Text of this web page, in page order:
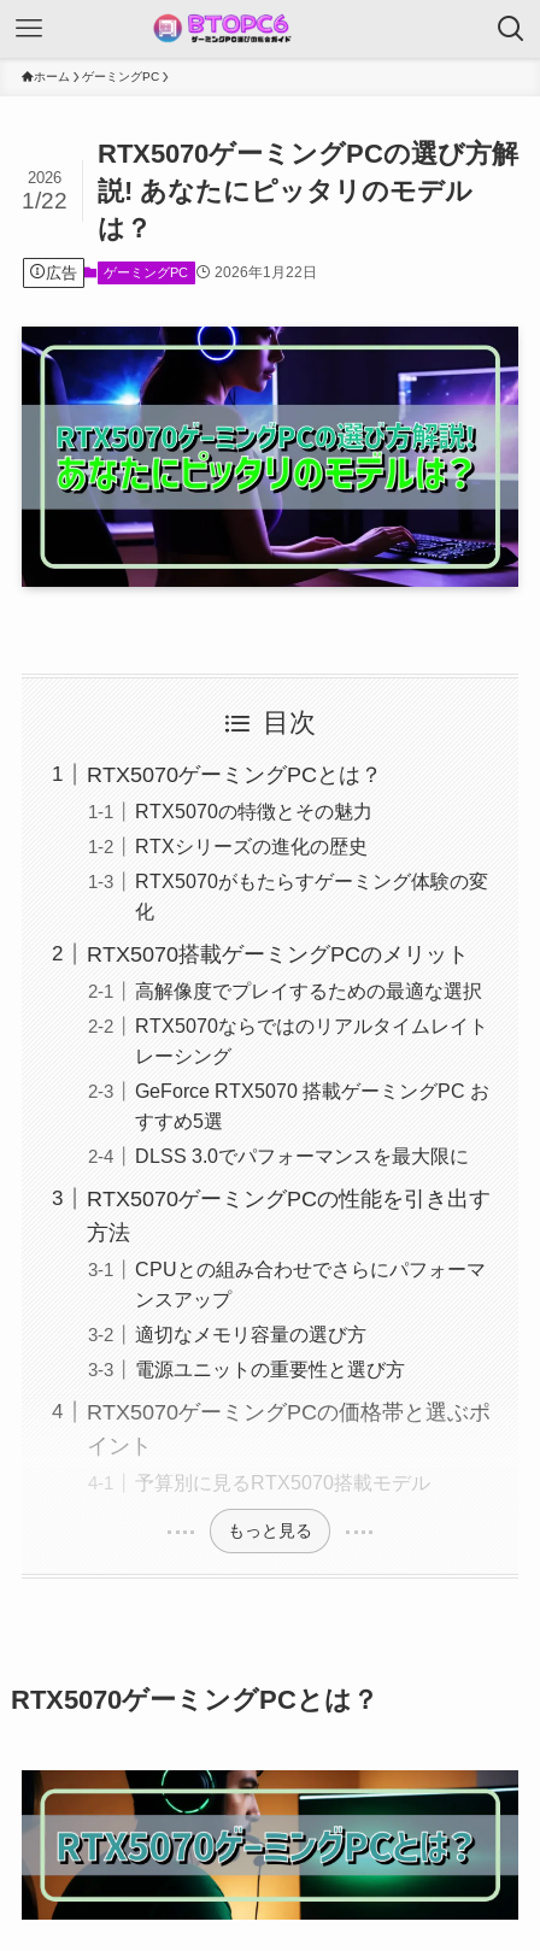
ホーム ゲーミングPC
RTX5070ゲーミングPCの選び方解
説! あなたにピッタリのモデル
は？
2026
1/22
広告 ゲーミングPC 2026年1月22日
目次
RTX5070ゲーミングPCとは？
RTX5070の特徴とその魅力
RTXシリーズの進化の歴史
RTX5070がもたらすゲーミング体験の変
化
RTX5070搭載ゲーミングPCのメリット
高解像度でプレイするための最適な選択
RTX5070ならではのリアルタイムレイト
レーシング
GeForce RTX5070 搭載ゲーミングPC お
すすめ5選
DLSS 3.0でパフォーマンスを最大限に
RTX5070ゲーミングPCの性能を引き出す
方法
CPUとの組み合わせでさらにパフォーマ
ンスアップ
適切なメモリ容量の選び方
電源ユニットの重要性と選び方
RTX5070ゲーミングPCの価格帯と選ぶポ
イント
予算別に見るRTX5070搭載モデル
もっと見る
RTX5070ゲーミングPCとは？